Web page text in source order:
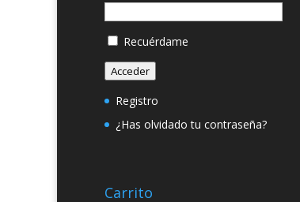
Recuérdame
Acceder
Registro
¿Has olvidado tu contraseña?
Carrito